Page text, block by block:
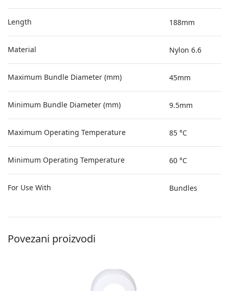
Length 188mm
Material Nylon 6.6
Maximum Bundle Diameter (mm) 45mm
Minimum Bundle Diameter (mm) 9.5mm
Maximum Operating Temperature 85 °C
Minimum Operating Temperature 60 °C
For Use With Bundles
Povezani proizvodi